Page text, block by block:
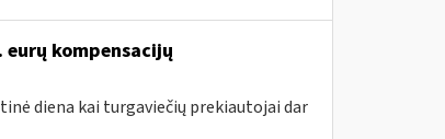
kompensacijų
diena kai turgaviečių prekiautojai dar